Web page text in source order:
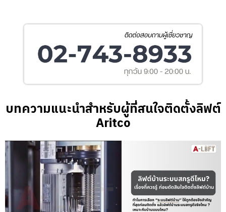
บทความแนะนำสำหรับผู้ที่สนใจติดตั้งลิฟต์
Aritco